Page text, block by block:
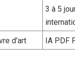
3 à 5
d'art
IA PDF